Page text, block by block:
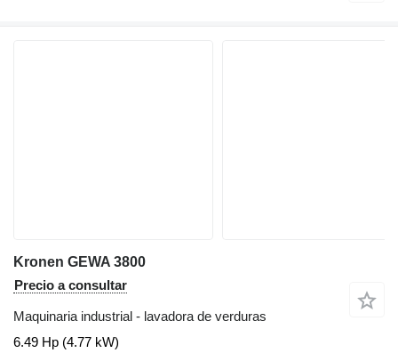
Kronen GEWA 3800
Precio a consultar
Maquinaria industrial - lavadora de verduras
6.49 Hp (4.77 kW)